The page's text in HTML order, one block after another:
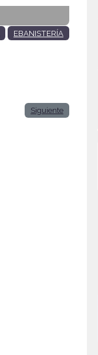
EBANISTERÍA
Siguiente